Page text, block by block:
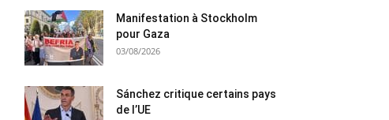
Manifestation à Stockholm
pour Gaza
03/08/2026
Sánchez critique certains pays
de l’UE